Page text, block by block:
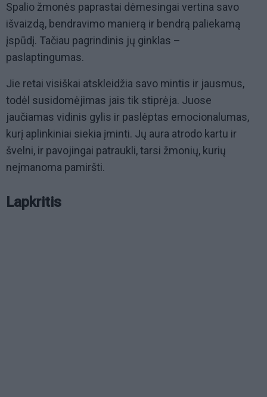
Spalio žmonės paprastai dėmesingai vertina savo
išvaizdą, bendravimo manierą ir bendrą paliekamą
įspūdį. Tačiau pagrindinis jų ginklas –
paslaptingumas.
Jie retai visiškai atskleidžia savo mintis ir jausmus,
todėl susidomėjimas jais tik stiprėja. Juose
jaučiamas vidinis gylis ir paslėptas emocionalumas,
kurį aplinkiniai siekia įminti. Jų aura atrodo kartu ir
švelni, ir pavojingai patraukli, tarsi žmonių, kurių
neįmanoma pamiršti.
Lapkritis